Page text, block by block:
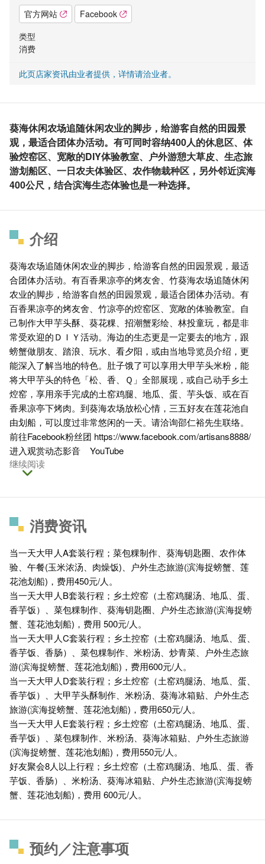
官方网站
Facebook
类型
消费
此页店家资讯由业者提供，详情请洽业者。
葵海休闲农场追随休闲农业的脚步，给游客自然的田园景
观，最适合团体办活动。有可同时容纳400人的休息区、体
验焢窑区、宽敞的DIY体验教室、户外游憩大草皮、生态旅
游划船区、一日农夫体验区、农作物栽种区，另外邻近滨海
400公尺，结合滨海生态体验也是一种选择。
介绍
葵海农场追随休闲农业的脚步，给游客自然的田园景观，最适
合团体办活动。有百香果凉亭的烤友舍、竹葵海农场追随休闲
农业的脚步，给游客自然的田园景观，最适合团体办活动。有
百香果凉亭的烤友舍、竹凉亭的焢窑区、宽敞的体验教室。自
己制作大甲芋头酥、葵花粿、招潮蟹彩绘、林投童玩，都是非
常受欢迎的ＤＩＹ活动。海边的生态更是一定要去的地方，跟
螃蟹做朋友、踏浪、玩水、看夕阳，或由当地导览员介绍，更
能深入了解当地的特色。肚子饿了可以享用大甲芋头米粉，能
将大甲芋头的特色「松、香、Ｑ」全部展现，或自己动手乡土
焢窑，享用亲手完成的土窑鸡腿、地瓜、蛋、芋头饭、或在百
香果凉亭下烤肉。到葵海农场放松心情，三五好友在莲花池自
由划船，可以度过非常悠闲的一天。请洽询邵仁裕先生联络。
前往Facebook粉丝团 https://www.facebook.com/artisans8888/
进入观赏动态影音 YouTube
继续阅读
消费资讯
当一天大甲人A套装行程；菜包粿制作、葵海钥匙圈、农作体
验、午餐(玉米浓汤、肉燥饭)、户外生态旅游(滨海捉螃蟹、莲
花池划船)，费用450元/人。
当一天大甲人B套装行程；乡土焢窑（土窑鸡腿汤、地瓜、蛋、
香芋饭）、菜包粿制作、葵海钥匙圈、户外生态旅游(滨海捉螃
蟹、莲花池划船)，费用 500元/人。
当一天大甲人C套装行程；乡土控窑（土窑鸡腿汤、地瓜、蛋、
香芋饭、香肠）、菜包粿制作、米粉汤、炒青菜、户外生态旅
游(滨海捉螃蟹、莲花池划船)，费用600元/人。
当一天大甲人D套装行程；乡土焢窑（土窑鸡腿汤、地瓜、蛋、
香芋饭）、大甲芋头酥制作、米粉汤、葵海冰箱贴、户外生态
旅游(滨海捉螃蟹、莲花池划船)，费用650元/人。
当一天大甲人E套装行程；乡土焢窑（土窑鸡腿汤、地瓜、蛋、
香芋饭）、菜包粿制作、米粉汤、葵海冰箱贴、户外生态旅游
(滨海捉螃蟹、莲花池划船)，费用550元/人。
好友聚会8人以上行程；乡土焢窑（土窑鸡腿汤、地瓜、蛋、香
芋饭、香肠）、米粉汤、葵海冰箱贴、户外生态旅游(滨海捉螃
蟹、莲花池划船)，费用 600元/人。
预约／注意事项